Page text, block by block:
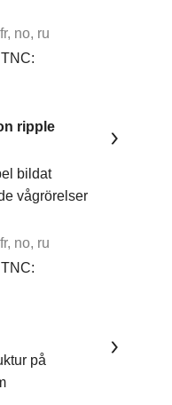
no, ru
ripple
bildat
vågrörelser
no, ru
på